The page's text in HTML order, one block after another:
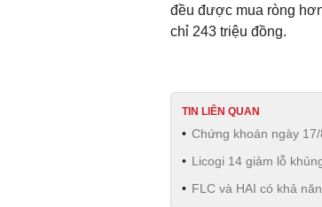
đều được mua ròng
chỉ 243 triệu đồng.
TIN LIÊN QUAN
Chứng khoán ngày
Licogi 14 giảm lỗ
FLC và HAI có khả